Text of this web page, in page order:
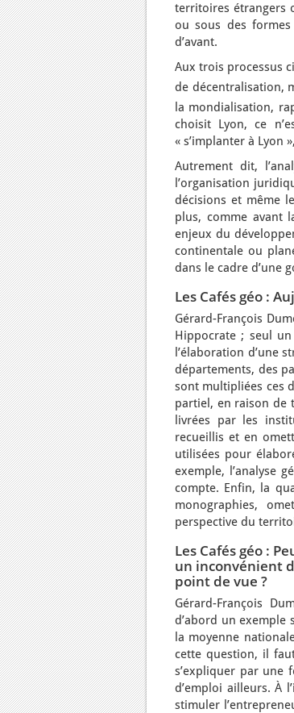
territoires étrangers
ou sous des
d’avant.
Aux trois processus
de décentralisation,
la mondialisation,
choisit Lyon, ce
« s’implanter à Lyon
Autrement dit,
l’organisation
décisions et même
plus, comme avant
enjeux du
continentale ou
dans le cadre d’une
Les Cafés géo :
Gérard-François
Hippocrate ; seul
l’élaboration d’une
départements, des
sont multipliées ces
partiel, en raison de
livrées par les
recueillis et en
utilisées pour
exemple, l’analyse
compte. Enfin, la
monographies,
perspective du
Les Cafés géo :
un inconvénient
point de vue ?
Gérard-François
d’abord un
la moyenne
cette question, il
s’expliquer par une
d’emploi ailleurs. À
stimuler